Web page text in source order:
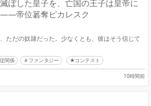
ぼした皇子を、亡国の王子は皇帝に
――帝位簒奪ピカレスク
ただの奴隷だった。少なくとも、彼はそう信じて
関係 ファンタジー ★コンテスト
10時間前